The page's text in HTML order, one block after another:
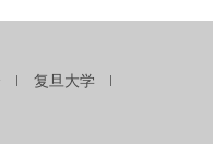
复旦大学